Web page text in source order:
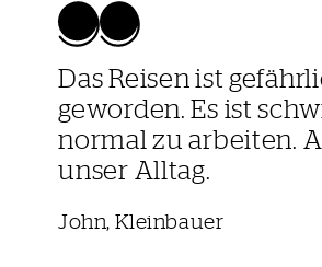
Das Reisen ist
geworden. Es ist
normal zu arbeiten.
unser Alltag.
John, Kleinbauer